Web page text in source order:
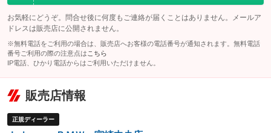
お気軽にどうぞ。問合せ後に何度もご連絡が届くことはありません。メールア
ドレスは販売店に公開されません。
※無料電話をご利用の場合は、販売店へお客様の電話番号が通知されます。無料電話
番号ご利用の際の注意点は こちら
IP電話、ひかり電話からはご利用いただけません。
販売店情報
正規ディーラー